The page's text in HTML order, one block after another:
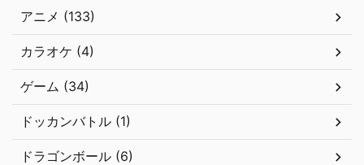
アニメ (133)
カラオケ (4)
ゲーム (34)
ドッカンバトル (1)
ドラゴンボール (6)